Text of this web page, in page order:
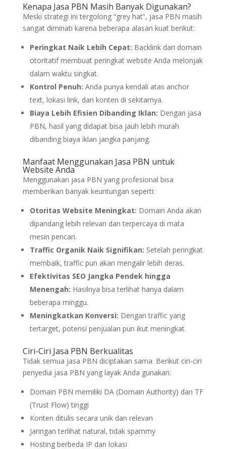
Kenapa Jasa PBN Masih Banyak Digunakan?
Meski strategi ini tergolong “grey hat”, jasa PBN masih
sangat diminati karena beberapa alasan kuat berikut:
Peringkat Naik Lebih Cepat: Backlink dari domain
otoritatif membuat peringkat website Anda melonjak
dalam waktu singkat.
Kontrol Penuh: Anda punya kendali atas anchor
text, lokasi link, dan konten di sekitarnya.
Biaya Lebih Efisien Dibanding Iklan: Dengan jasa
PBN, hasil yang didapat bisa jauh lebih murah
dibanding biaya iklan jangka panjang.
Manfaat Menggunakan Jasa PBN untuk
Website Anda
Menggunakan jasa PBN yang profesional bisa
memberikan banyak keuntungan seperti:
Otoritas Website Meningkat: Domain Anda akan
dipandang lebih relevan dan terpercaya di mata
mesin pencari.
Traffic Organik Naik Signifikan: Setelah peringkat
membaik, traffic pun akan mengalir lebih deras.
Efektivitas SEO Jangka Pendek hingga
Menengah: Hasilnya bisa terlihat hanya dalam
beberapa minggu.
Meningkatkan Konversi: Dengan traffic yang
tertarget, potensi penjualan pun ikut meningkat.
Ciri-Ciri Jasa PBN Berkualitas
Tidak semua jasa PBN diciptakan sama. Berikut ciri-ciri
penyedia jasa PBN yang layak Anda gunakan:
Domain PBN memiliki DA (Domain Authority) dan TF
(Trust Flow) tinggi
Konten ditulis secara unik dan relevan
Jaringan terlihat natural, tidak spammy
Hosting berbeda IP dan lokasi